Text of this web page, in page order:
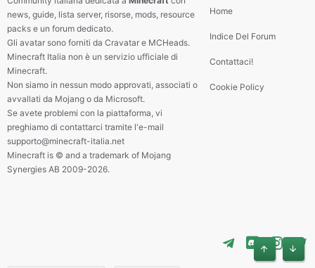
news, guide, lista server, risorse, mods, resource
packs e un forum dedicato.
Gli avatar sono forniti da Cravatar e MCHeads.
Minecraft Italia non è un servizio ufficiale di
Minecraft.
Non siamo in nessun modo approvati, associati o
avvallati da Mojang o da Microsoft.
Se avete problemi con la piattaforma, vi
preghiamo di contattarci tramite l'e-mail
supporto@minecraft-italia.net
Minecraft is © and a trademark of Mojang
Synergies AB 2009-2026.
Home
Indice Del Forum
Contattaci!
Cookie Policy
Alto Basso